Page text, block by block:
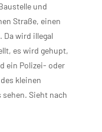
und
Straße, einen
Da wird illegal
es wird gehupt,
ein Polizei- oder
kleinen
sehen. Sieht nach